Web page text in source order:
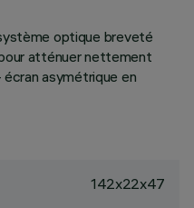
optique breveté
atténuer nettement
asymétrique en
142x22x47